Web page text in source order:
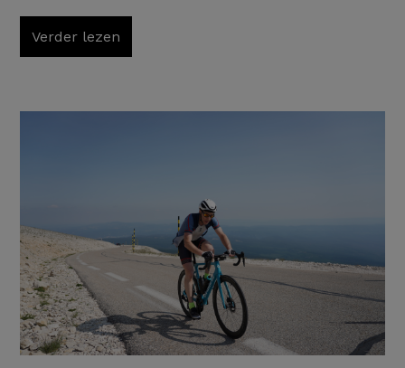
Verder lezen